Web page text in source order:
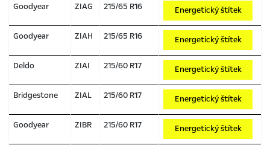
Goodyear ZIAG 215/65 R16 Energetický štítek
Goodyear ZIAH 215/65 R16 Energetický štítek
Deldo ZIAI 215/60 R17 Energetický štítek
Bridgestone ZIAL 215/60 R17 Energetický štítek
Goodyear ZIBR 215/60 R17 Energetický štítek